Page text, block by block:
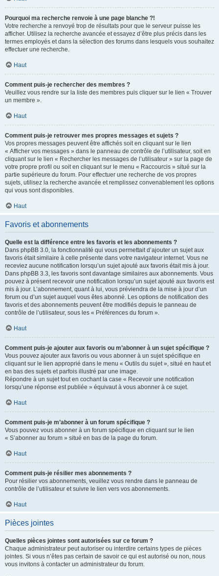
Pourquoi ma recherche renvoie à une page blanche ?!
Votre recherche a renvoyé trop de résultats pour que le serveur puisse les
afficher. Utilisez la recherche avancée et essayez d’être plus précis dans les
termes employés et dans la sélection des forums dans lesquels vous souhaitez
effectuer une recherche.
Haut
Comment puis-je rechercher des membres ?
Veuillez vous rendre sur la liste des membres puis cliquer sur le lien « Trouver
un membre ».
Haut
Comment puis-je retrouver mes propres messages et sujets ?
Vos propres messages peuvent être affichés soit en cliquant sur le lien
« Afficher vos messages » dans le panneau de contrôle de l’utilisateur, soit en
cliquant sur le lien « Rechercher les messages de l’utilisateur » sur la page de
votre propre profil ou soit en cliquant sur le menu « Raccourcis » situé sur la
partie supérieure du forum. Pour effectuer une recherche de vos propres
sujets, utilisez la recherche avancée et remplissez convenablement les options
qui vous sont disponibles.
Haut
Favoris et abonnements
Quelle est la différence entre les favoris et les abonnements ?
Dans phpBB 3.0, la fonctionnalité qui vous permettait d’ajouter un sujet aux
favoris était similaire à celle présente dans votre navigateur internet. Vous ne
receviez aucune notification lorsqu’un sujet ajouté aux favoris était mis à jour.
Dans phpBB 3.3, les favoris sont davantage similaires aux abonnements. Vous
pouvez à présent recevoir une notification lorsqu’un sujet ajouté aux favoris est
mis à jour. L’abonnement, quant à lui, vous préviendra de la mise à jour d’un
forum ou d’un sujet auquel vous êtes abonné. Les options de notification des
favoris et des abonnements peuvent être modifiés depuis le panneau de
contrôle de l’utilisateur, sous les « Préférences du forum ».
Haut
Comment puis-je ajouter aux favoris ou m’abonner à un sujet spécifique ?
Vous pouvez ajouter aux favoris ou vous abonner à un sujet spécifique en
cliquant sur le lien approprié dans le menu « Outils du sujet », situé en haut et
en bas des sujets et parfois illustré par une image.
Répondre à un sujet tout en cochant la case « Recevoir une notification
lorsqu’une réponse est publiée » équivaut à vous abonner à ce sujet.
Haut
Comment puis-je m’abonner à un forum spécifique ?
Vous pouvez vous abonner à un forum spécifique en cliquant sur le lien
« S’abonner au forum » situé en bas de la page du forum.
Haut
Comment puis-je résilier mes abonnements ?
Pour résilier vos abonnements, veuillez vous rendre dans le panneau de
contrôle de l’utilisateur et suivre le lien vers vos abonnements.
Haut
Pièces jointes
Quelles pièces jointes sont autorisées sur ce forum ?
Chaque administrateur peut autoriser ou interdire certains types de pièces
jointes. Si vous n’êtes pas certain de savoir ce qui est autorisé ou non, nous
vous invitons à contacter un administrateur du forum.